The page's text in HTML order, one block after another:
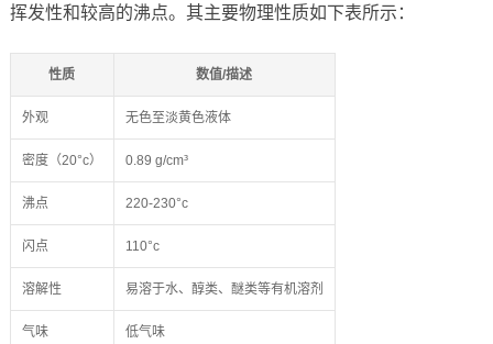
挥发性和较高的沸点。其主要物理性质如下表所示：
性质 数值/描述
外观 无色至淡黄色液体
密度（20°c） 0.89 g/cm³
沸点 220-230°c
闪点 110°c
溶解性 易溶于水、醇类、醚类等有机溶剂
气味 低气味